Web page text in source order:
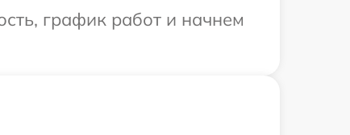
график работ и начнем